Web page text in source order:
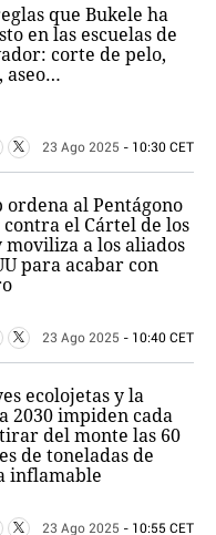
que Bukele ha
en las escuelas de
corte de pelo,
aseo…
23 Ago 2025 - 10:30 CET
ordena al Pentágono
el Cártel de los
moviliza a los aliados
para acabar con
23 Ago 2025 - 10:40 CET
ecolojetas y la
2030 impiden cada
del monte las 60
de toneladas de
inflamable
23 Ago 2025 - 10:55 CET